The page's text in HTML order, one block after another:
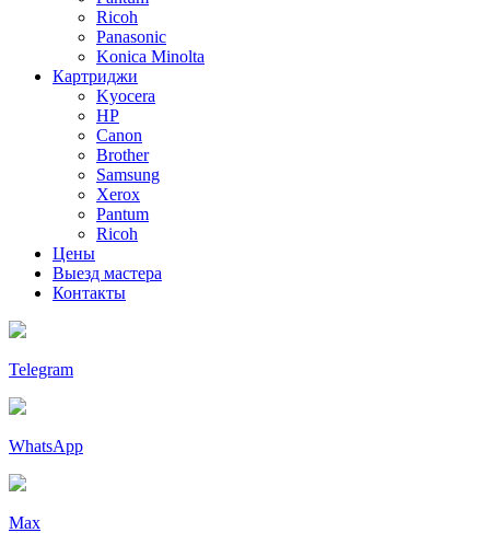
Ricoh
Panasonic
Konica Minolta
Картриджи
Kyocera
HP
Canon
Brother
Samsung
Xerox
Pantum
Ricoh
Цены
Выезд мастера
Контакты
Telegram
WhatsApp
Max